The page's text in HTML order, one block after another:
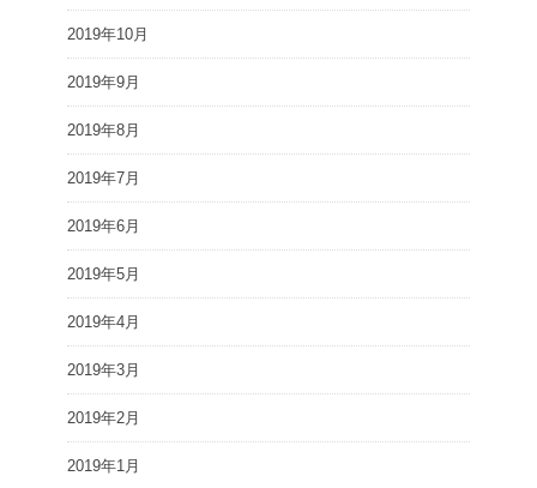
2019年10月
2019年9月
2019年8月
2019年7月
2019年6月
2019年5月
2019年4月
2019年3月
2019年2月
2019年1月